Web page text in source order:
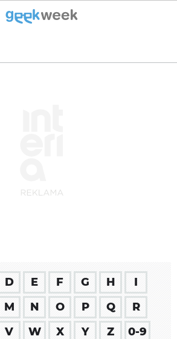
D E F G H
I
M N O P Q
R
V W X Y Z
0-9